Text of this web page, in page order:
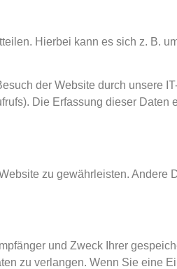
Hierbei kann es sich z. B.
der Website durch unsere
Die Erfassung dieser
zu gewährleisten. Andere
und Zweck Ihrer
zu verlangen. Wenn Sie eine